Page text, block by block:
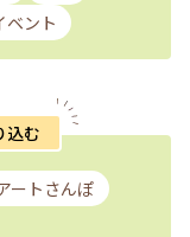
ベント
込む
ートさんぽ